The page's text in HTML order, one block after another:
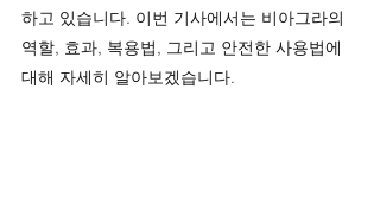
하고 있습니다. 이번 기사에서는 비아그라의
역할, 효과, 복용법, 그리고 안전한 사용법에
대해 자세히 알아보겠습니다.